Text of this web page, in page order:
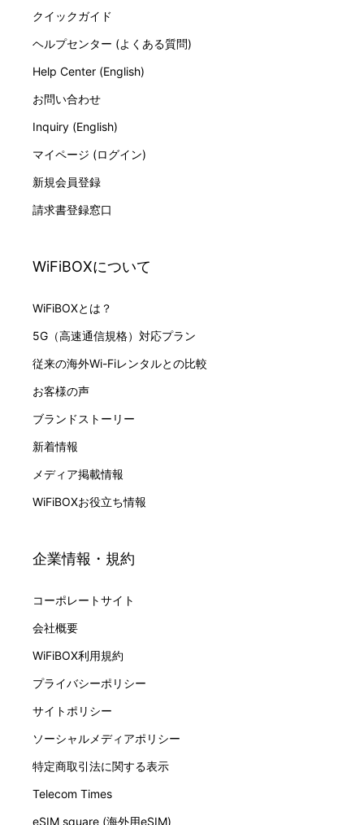
クイックガイド
ヘルプセンター (よくある質問)
Help Center (English)
お問い合わせ
Inquiry (English)
マイページ (ログイン)
新規会員登録
請求書登録窓口
WiFiBOXについて
WiFiBOXとは？
5G（高速通信規格）対応プラン
従来の海外Wi-Fiレンタルとの比較
お客様の声
ブランドストーリー
新着情報
メディア掲載情報
WiFiBOXお役立ち情報
企業情報・規約
コーポレートサイト
会社概要
WiFiBOX利用規約
プライバシーポリシー
サイトポリシー
ソーシャルメディアポリシー
特定商取引法に関する表示
Telecom Times
eSIM square (海外用eSIM)